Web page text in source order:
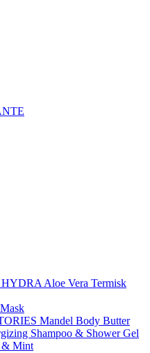
Aloe Vera Termisk
Mandel Body Butter
Shampoo & Shower Gel
& Mint